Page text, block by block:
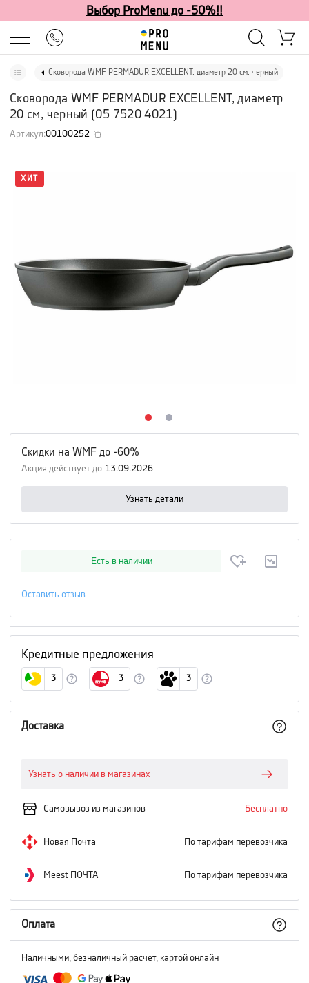
Выбор ProMenu до -50%!!
Сковорода WMF PERMADUR EXCELLENT, диаметр 20 см, черный
Сковорода WMF PERMADUR EXCELLENT, диаметр
20 см, черный (05 7520 4021)
Артикул:00100252
ХИТ
Скидки на WMF до -60%
Акция действует до 13.09.2026
Узнать детали
Есть в наличии
Оставить отзыв
Кредитные предложения
3 3 3
Доставка
Узнать о наличии в магазинах
Самовывоз из магазинов Бесплатно
Новая Почта По тарифам перевозчика
Meest ПОЧТА По тарифам перевозчика
Оплата
Наличными, безналичный расчет, картой онлайн